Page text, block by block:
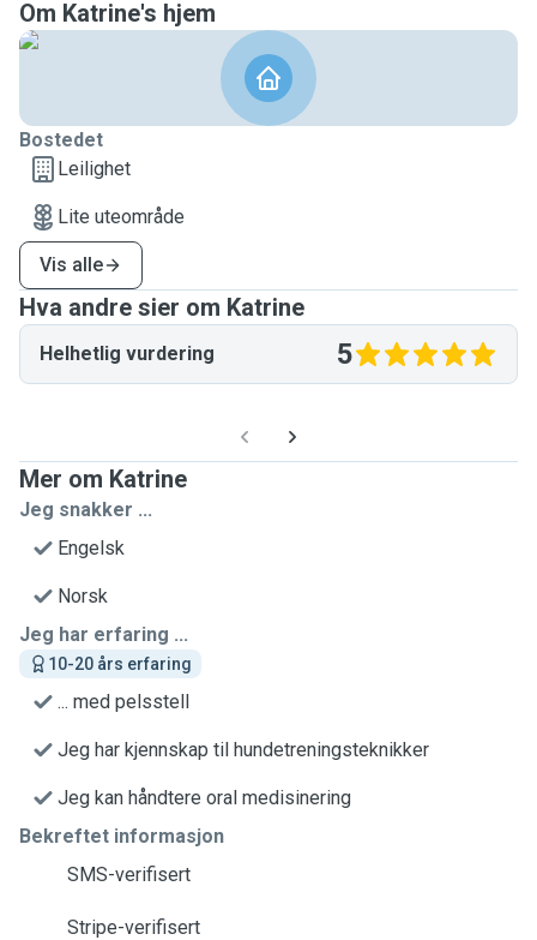
Om Katrine's hjem
Bostedet
Leilighet
Lite uteområde
Vis alle
Hva andre sier om Katrine
Helhetlig vurdering 5
Mer om Katrine
Jeg snakker ...
Engelsk
Norsk
Jeg har erfaring ...
10-20 års erfaring
... med pelsstell
Jeg har kjennskap til hundetreningsteknikker
Jeg kan håndtere oral medisinering
Bekreftet informasjon
SMS-verifisert
Stripe-verifisert